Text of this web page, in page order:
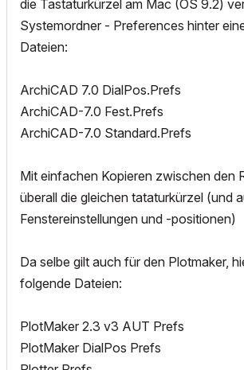
die Tastaturkürzel am Mac (OS 9.2)
Systemordner - Preferences hinter
Dateien:
ArchiCAD 7.0 DialPos.Prefs
ArchiCAD-7.0 Fest.Prefs
ArchiCAD-7.0 Standard.Prefs
Mit einfachen Kopieren zwischen den
überall die gleichen tataturkürzel (und
Fenstereinstellungen und -positionen)
Da selbe gilt auch für den Plotmaker,
folgende Dateien:
PlotMaker 2.3 v3 AUT Prefs
PlotMaker DialPos Prefs